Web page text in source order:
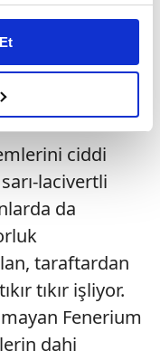
özel
Bunu yaparken
deneyimi sunmak
adına
ve bu noktada,
noktasında tek gelir
isteriz.
izin vermedikleri
için İnternet
ait çerezler
çeşitli kişisel
çerezler bilgi
12.2 milyon
ciddi
lacivertli
da
taraftardan
tıkır işliyor.
Fenerium
dahi